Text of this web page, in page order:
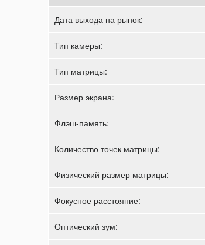
Дата выхода на рынок:
Тип камеры:
Тип матрицы:
Размер экрана:
Флэш-память:
Количество точек матрицы:
Физический размер матрицы:
Фокусное расстояние:
Оптический зум: